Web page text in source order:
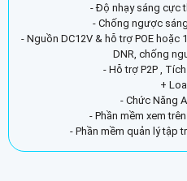
- Độ nhạy sáng cực
- Chống ngược
- Nguồn DC12V & hỗ trợ POE hoặc
DNR, chống
- Hỗ trợ P2P ,
+
- Chức Năng
- Phần mềm xem
- Phần mềm quản lý tập